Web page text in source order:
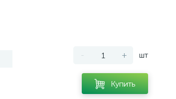
- + шт
Купить